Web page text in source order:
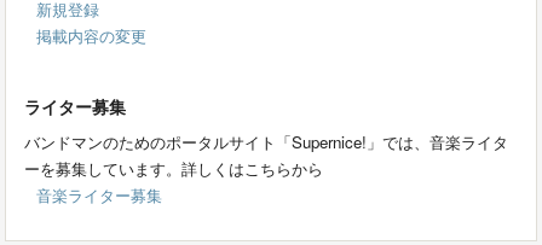
新規登録
掲載内容の変更
ライター募集
バンドマンのためのポータルサイト「Supernice!」では、音楽ライタ
ーを募集しています。詳しくはこちらから
音楽ライター募集